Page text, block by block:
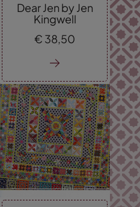
Dear Jen by Jen
Kingwell
€ 38,50